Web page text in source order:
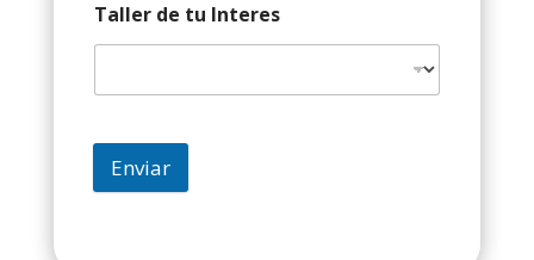
Taller de tu Interes
Enviar